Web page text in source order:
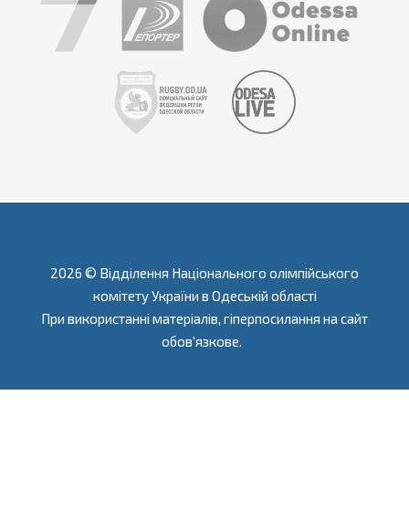
2026 © Відділення Національного олімпійського
комітету України в Одеській області
При використанні матеріалів, гіперпосилання на сайт
обов'язкове.